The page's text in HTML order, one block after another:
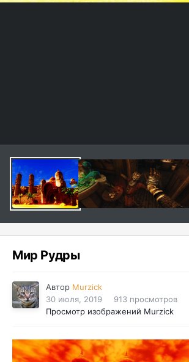
Мир Рудры
Автор Murzick
30 июля, 2019
913 просмотров
Просмотр изображений Murzick